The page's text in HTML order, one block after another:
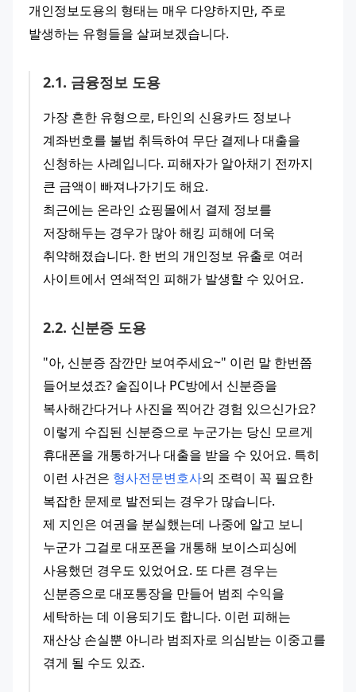
개인정보도용의 형태는 매우 다양하지만, 주로
발생하는 유형들을 살펴보겠습니다.
2.1. 금융정보 도용
가장 흔한 유형으로, 타인의 신용카드 정보나
계좌번호를 불법 취득하여 무단 결제나 대출을
신청하는 사례입니다. 피해자가 알아채기 전까지
큰 금액이 빠져나가기도 해요.
최근에는 온라인 쇼핑몰에서 결제 정보를
저장해두는 경우가 많아 해킹 피해에 더욱
취약해졌습니다. 한 번의 개인정보 유출로 여러
사이트에서 연쇄적인 피해가 발생할 수 있어요.
2.2. 신분증 도용
"아, 신분증 잠깐만 보여주세요~" 이런 말 한번쯤
들어보셨죠? 술집이나 PC방에서 신분증을
복사해간다거나 사진을 찍어간 경험 있으신가요?
이렇게 수집된 신분증으로 누군가는 당신 모르게
휴대폰을 개통하거나 대출을 받을 수 있어요. 특히
이런 사건은 형사전문변호사의 조력이 꼭 필요한
복잡한 문제로 발전되는 경우가 많습니다.
제 지인은 여권을 분실했는데 나중에 알고 보니
누군가 그걸로 대포폰을 개통해 보이스피싱에
사용했던 경우도 있었어요. 또 다른 경우는
신분증으로 대포통장을 만들어 범죄 수익을
세탁하는 데 이용되기도 합니다. 이런 피해는
재산상 손실뿐 아니라 범죄자로 의심받는 이중고를
겪게 될 수도 있죠.